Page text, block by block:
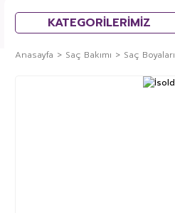
KATEGORİLERİMİZ
Anasayfa Saç Bakımı Saç Boyaları